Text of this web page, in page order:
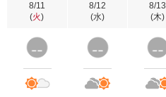
8/11
(火)
8/12
(水)
8/13
(木)